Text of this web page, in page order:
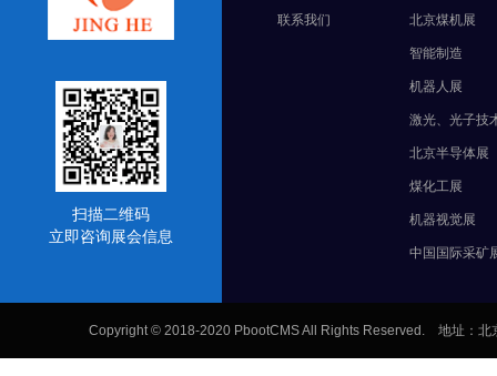
扫描二维码
立即咨询展会信息
联系我们 北京煤机展
智能制造
机器人展
激光、光子技
北京半导体展
煤化工展
机器视觉展
中国国际采矿
Copyright © 2018-2020 PbootCMS All Rights Reserved. 地址：